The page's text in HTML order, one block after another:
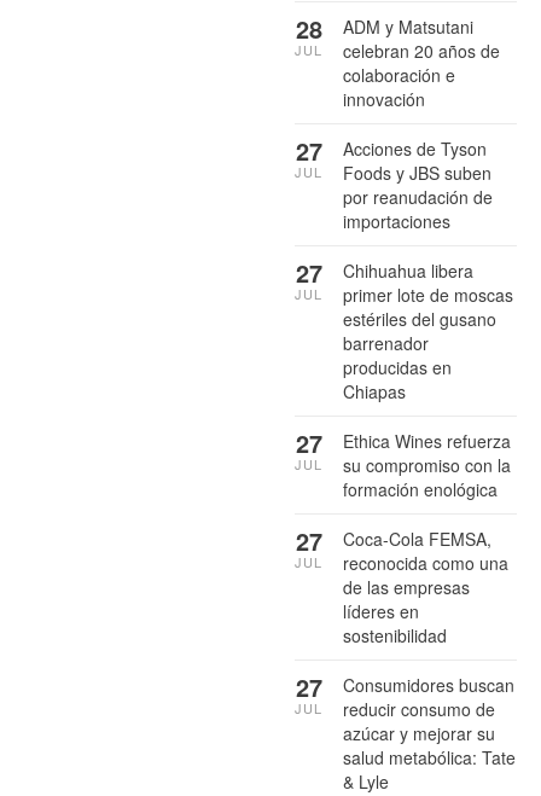
ADM y Matsutani
celebran 20 años de
colaboración e
innovación
28
JUL
Acciones de Tyson
Foods y JBS suben
por reanudación de
importaciones
27
JUL
Chihuahua libera
primer lote de moscas
estériles del gusano
barrenador
producidas en
Chiapas
27
JUL
Ethica Wines refuerza
su compromiso con la
formación enológica
27
JUL
Coca-Cola FEMSA,
reconocida como una
de las empresas
líderes en
sostenibilidad
27
JUL
Consumidores buscan
reducir consumo de
azúcar y mejorar su
salud metabólica: Tate
& Lyle
27
JUL